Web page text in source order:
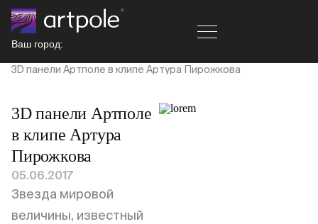
Ваш город:
3D панели Артполе в клипе Артура Пирожкова
3D панели Артполе
в клипе Артура
Пирожкова
05.06.2017
Звезда мировой
величины, известный